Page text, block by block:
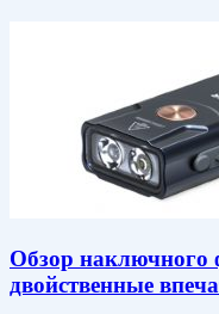
Обзор наключного
двойственные